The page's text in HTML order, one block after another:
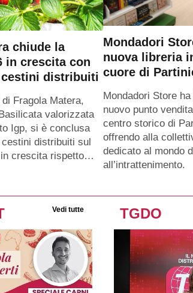
chiude la
in crescita con
distribuiti
Fragola Matera,
valorizzata
Igp, si è conclusa
distribuiti sul
crescita rispetto…
Mondadori
nuova libreria
cuore di
Mondadori Store
nuovo punto
centro storico di
offrendo alla
dedicato al mondo
all’intrattenimento.
Vedi tutte TGDO